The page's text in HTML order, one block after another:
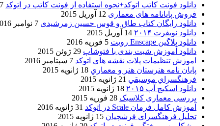
دانلود فونت کاتب اتوکد+نحوه استفاده از فونت کاتب در اتوکد 7 آگوست 2017
فروش پایانامه های معماری 12 آوریل 2015
دانلود رایگان کتاب طاق و قوس حسین زمرشیدی 7 نوامبر 2016
دانلود نویفرت ۲۰۱۴
14 آوریل 2015
دانلود پلاگین Enscape رویت
5 فوریه 2016
دانلود آموزش شیت بندی با فتوشاپ 29 ژوئن 2015
اموزش تنظیمات پلات نقشه های اتوکد 7 سپتامبر 2016
پایان نامه هنرستان هنر و معماري 18 ژانویه 2015
فرهنگسراي موسيقي 21 ژانویه 2015
دانلود اسکیچ آپ ۲۰۱۵
18 ژانویه 2015
بررسی معماری کلاسیک 28 فوریه 2015
آموزش کامل فرمان Scale در اتوکد
31 ژانویه 2016
تحلیل فرهنگسرای فرشچیان 15 ژانویه 2015